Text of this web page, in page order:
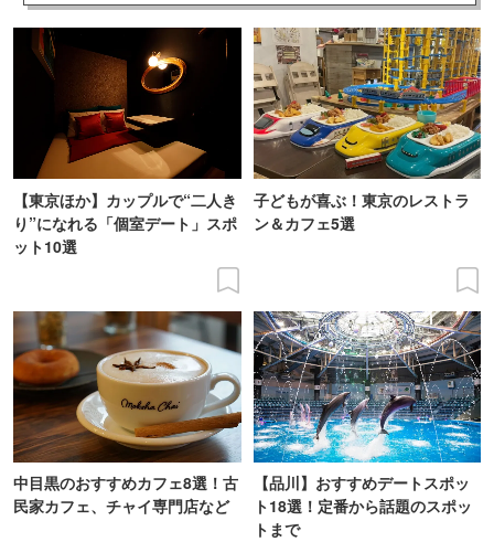
【東京ほか】カップルで“二人き
り”になれる「個室デート」スポ
ット10選
子どもが喜ぶ！東京のレストラ
ン＆カフェ5選
中目黒のおすすめカフェ8選！古
民家カフェ、チャイ専門店など
【品川】おすすめデートスポッ
ト18選！定番から話題のスポッ
トまで